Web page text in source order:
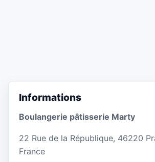
Informations
Boulangerie pâtisserie Marty
22 Rue de la République, 46220
France